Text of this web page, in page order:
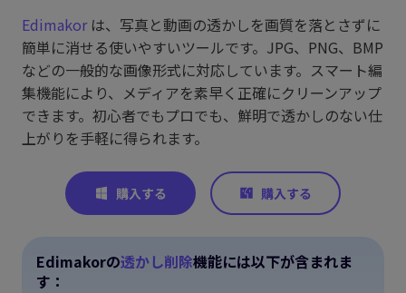
Edimakorは、写真と動画の透かしを画質を落とさずに
簡単に消せる使いやすいツールです。JPG、PNG、BMP
などの一般的な画像形式に対応しています。スマート編
集機能により、メディアを素早く正確にクリーンアップ
できます。初心者でもプロでも、鮮明で透かしのない仕
上がりを手軽に得られます。
Edimakorの透かし削除機能には以下が含まれま
す：